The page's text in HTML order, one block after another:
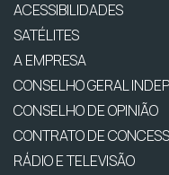
ACESSIBILIDADES
SATÉLITES
A EMPRESA
CONSELHO GERAL
CONSELHO DE OPINIÃO
CONTRATO DE
RÁDIO E TELEVISÃO